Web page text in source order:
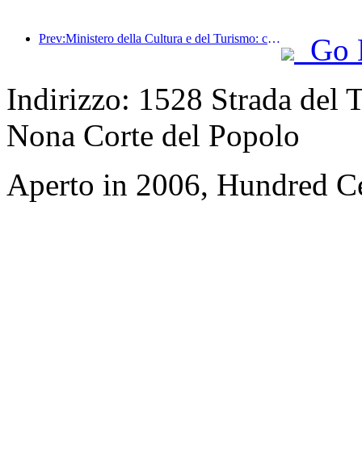
Prev:Ministero della Cultura e del Turismo: concentrarsi sia sull'offerta che sulla domanda per orientare le attività di consumo e i viaggi culturali e turistici.
Go
Indirizzo: 1528 Strada del
Nona Corte del Popolo
Aperto in 2006, Hundred